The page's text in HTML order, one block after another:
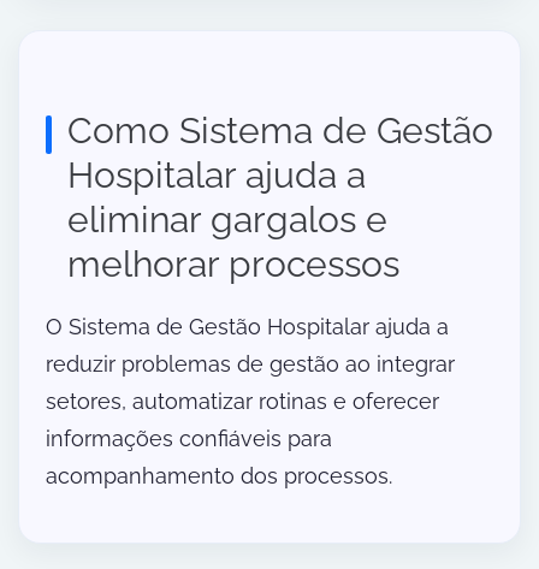
Como Sistema de Gestão
Hospitalar ajuda a
eliminar gargalos e
melhorar processos
O Sistema de Gestão Hospitalar ajuda a
reduzir problemas de gestão ao integrar
setores, automatizar rotinas e oferecer
informações confiáveis para
acompanhamento dos processos.